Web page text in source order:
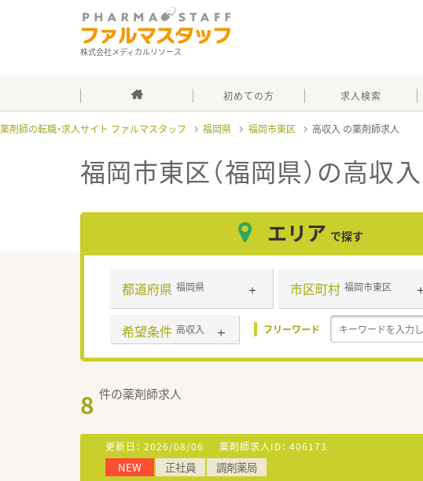
株式会社メディカルリソース
初めての方 求人検索
薬剤師の転職・求人サイト ファルマスタッフ 福岡県 福岡市東区 高収入
福岡市東区（福岡県）の高収入
エリア で探す
都道府県 福岡県 市区町村 福岡市東区
希望条件 高収入 フリーワード
8 件の薬剤師求人
更新日： 2026/08/06 薬剤師求人ID： 406173
NEW 正社員 調剤薬局